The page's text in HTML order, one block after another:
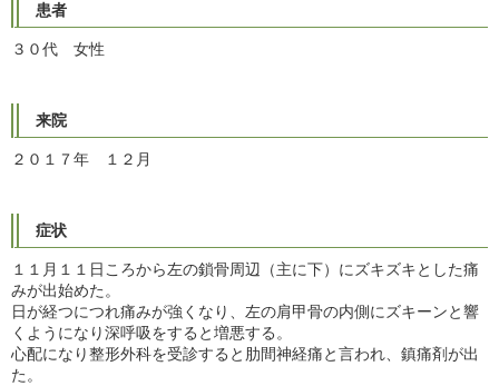
患者
３０代 女性
来院
２０１７年 １２月
症状
１１月１１日ころから左の鎖骨周辺（主に下）にズキズキとした痛
みが出始めた。
日が経つにつれ痛みが強くなり、左の肩甲骨の内側にズキーンと響
くようになり深呼吸をすると増悪する。
心配になり整形外科を受診すると肋間神経痛と言われ、鎮痛剤が出
た。